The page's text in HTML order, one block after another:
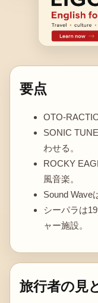
要点
OTO-
SONIC
わせる。
ROCKY
風音楽。
Sound Wave
シーパラは
ャー施設。
旅行者の見